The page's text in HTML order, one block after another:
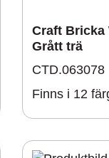
Craft Bricka
Grått trä
CTD.063078
Finns i 12